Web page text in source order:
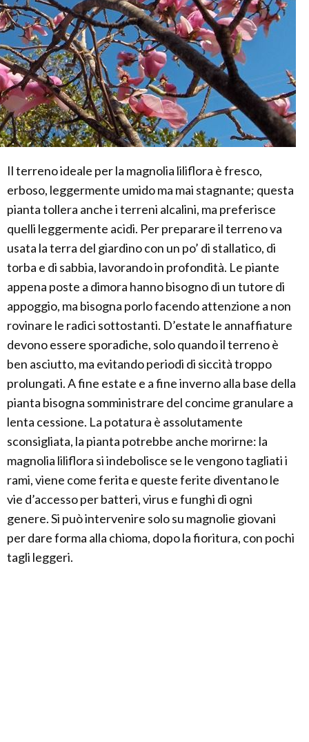
Il terreno ideale per la magnolia liliflora è fresco,
erboso, leggermente umido ma mai stagnante; questa
pianta tollera anche i terreni alcalini, ma preferisce
quelli leggermente acidi. Per preparare il terreno va
usata la terra del giardino con un po’ di stallatico, di
torba e di sabbia, lavorando in profondità. Le piante
appena poste a dimora hanno bisogno di un tutore di
appoggio, ma bisogna porlo facendo attenzione a non
rovinare le radici sottostanti. D’estate le annaffiature
devono essere sporadiche, solo quando il terreno è
ben asciutto, ma evitando periodi di siccità troppo
prolungati. A fine estate e a fine inverno alla base della
pianta bisogna somministrare del concime granulare a
lenta cessione. La potatura è assolutamente
sconsigliata, la pianta potrebbe anche morirne: la
magnolia liliflora si indebolisce se le vengono tagliati i
rami, viene come ferita e queste ferite diventano le
vie d’accesso per batteri, virus e funghi di ogni
genere. Si può intervenire solo su magnolie giovani
per dare forma alla chioma, dopo la fioritura, con pochi
tagli leggeri.